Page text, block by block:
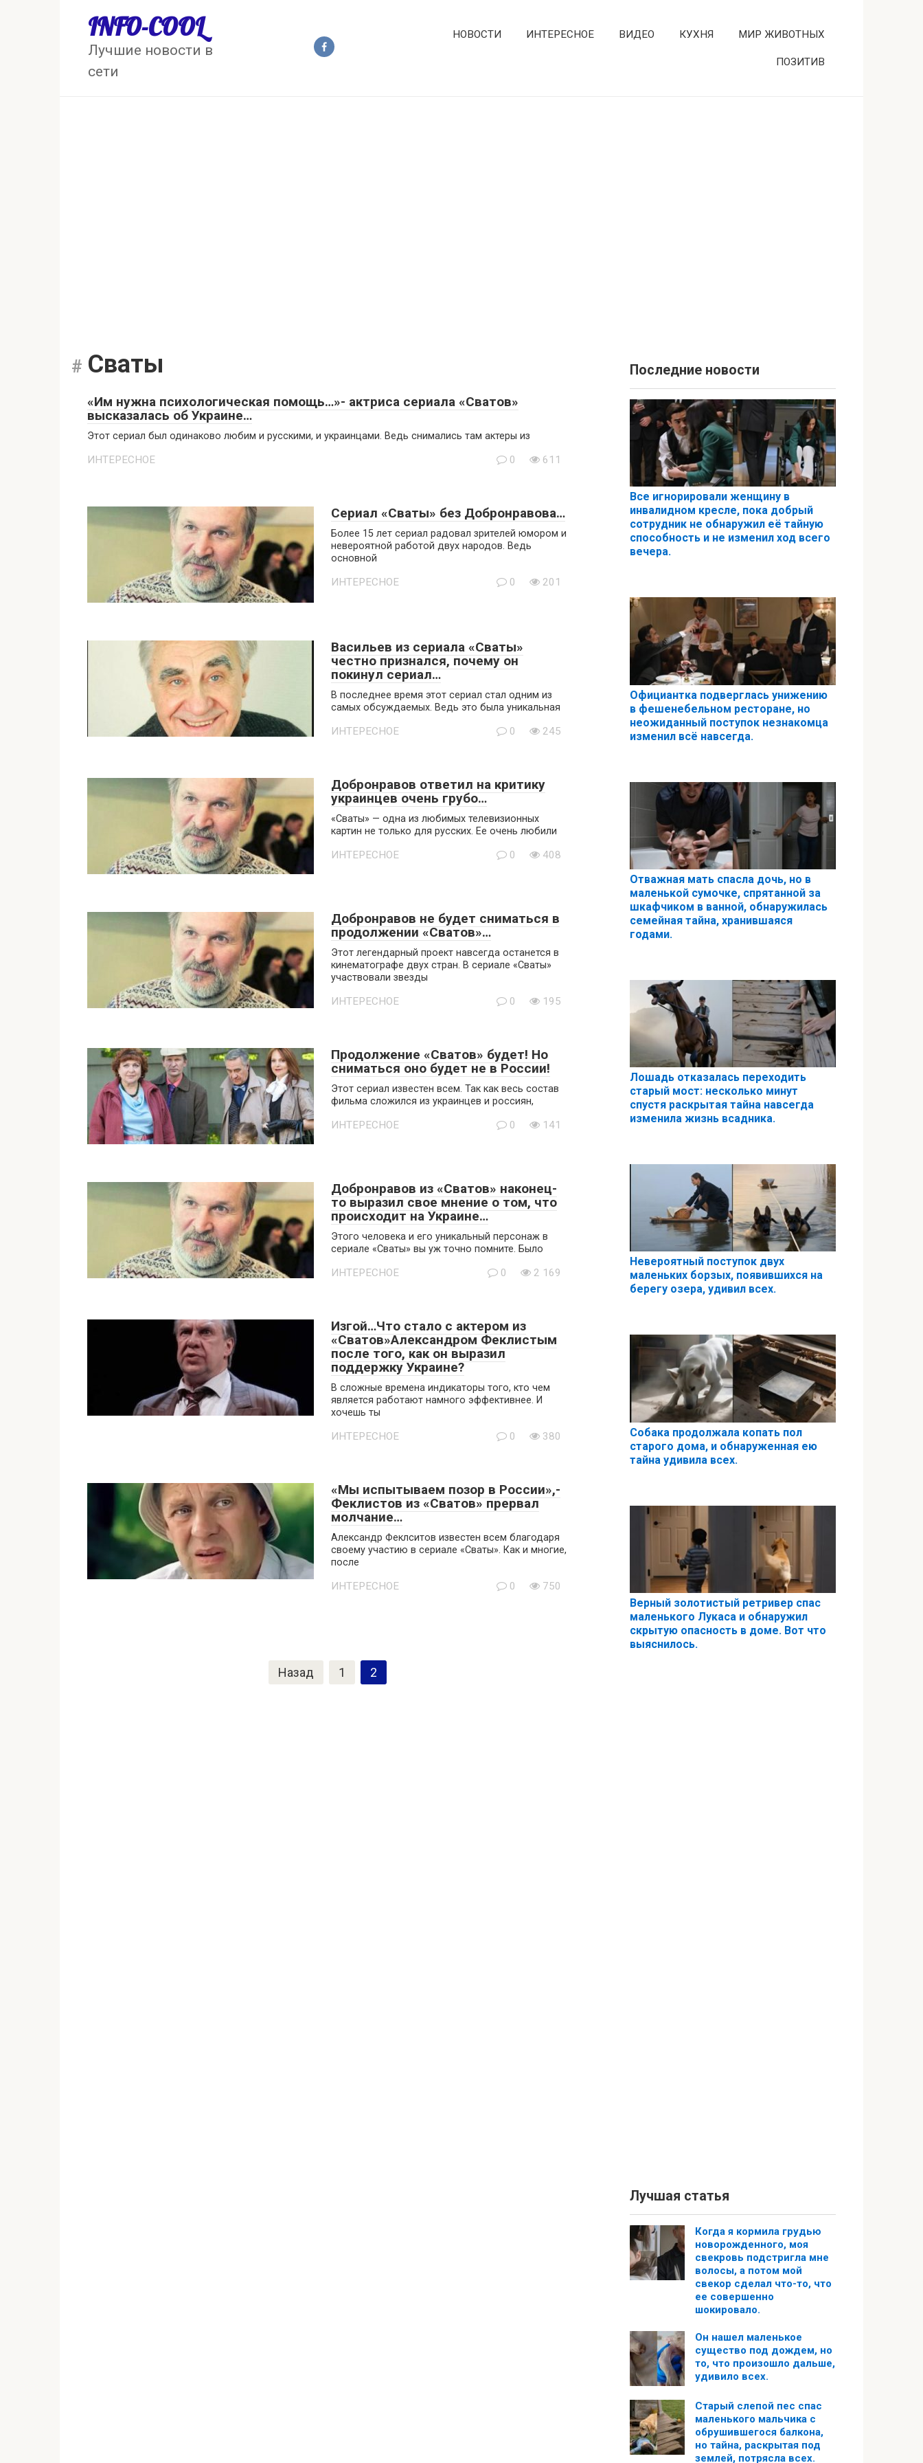
INFO-COOL
Лучшие новости в
сети
НОВОСТИ ИНТЕРЕСНОЕ ВИДЕО КУХНЯ МИР ЖИВОТНЫХ
ПОЗИТИВ
Сваты
«Им нужна психологическая помощь…»- актриса сериала «Сватов»
высказалась об Украине…
Этот сериал был одинаково любим и русскими, и украинцами. Ведь снимались там актеры из
ИНТЕРЕСНОЕ 0 611
Сериал «Сваты» без Добронравова…
Более 15 лет сериал радовал зрителей юмором и
невероятной работой двух народов. Ведь
основной
ИНТЕРЕСНОЕ 0 201
Васильев из сериала «Сваты»
честно признался, почему он
покинул сериал…
В последнее время этот сериал стал одним из
самых обсуждаемых. Ведь это была уникальная
ИНТЕРЕСНОЕ 0 245
Добронравов ответил на критику
украинцев очень грубо…
«Сваты» — одна из любимых телевизионных
картин не только для русских. Ее очень любили
ИНТЕРЕСНОЕ 0 408
Добронравов не будет сниматься в
продолжении «Сватов»…
Этот легендарный проект навсегда останется в
кинематографе двух стран. В сериале «Сваты»
участвовали звезды
ИНТЕРЕСНОЕ 0 195
Продолжение «Сватов» будет! Но
сниматься оно будет не в России!
Этот сериал известен всем. Так как весь состав
фильма сложился из украинцев и россиян,
ИНТЕРЕСНОЕ 0 141
Добронравов из «Сватов» наконец-
то выразил свое мнение о том, что
происходит на Украине…
Этого человека и его уникальный персонаж в
сериале «Сваты» вы уж точно помните. Было
ИНТЕРЕСНОЕ 0 2 169
Изгой…Что стало с актером из
«Сватов»Александром Феклистым
после того, как он выразил
поддержку Украине?
В сложные времена индикаторы того, кто чем
является работают намного эффективнее. И
хочешь ты
ИНТЕРЕСНОЕ 0 380
«Мы испытываем позор в России»,-
Феклистов из «Сватов» прервал
молчание…
Александр Феклситов известен всем благодаря
своему участию в сериале «Сваты». Как и многие,
после
ИНТЕРЕСНОЕ 0 750
Назад 1 2
Последние новости
Все игнорировали женщину в
инвалидном кресле, пока добрый
сотрудник не обнаружил её тайную
способность и не изменил ход всего
вечера.
Официантка подверглась унижению
в фешенебельном ресторане, но
неожиданный поступок незнакомца
изменил всё навсегда.
Отважная мать спасла дочь, но в
маленькой сумочке, спрятанной за
шкафчиком в ванной, обнаружилась
семейная тайна, хранившаяся
годами.
Лошадь отказалась переходить
старый мост: несколько минут
спустя раскрытая тайна навсегда
изменила жизнь всадника.
Невероятный поступок двух
маленьких борзых, появившихся на
берегу озера, удивил всех.
Собака продолжала копать пол
старого дома, и обнаруженная ею
тайна удивила всех.
Верный золотистый ретривер спас
маленького Лукаса и обнаружил
скрытую опасность в доме. Вот что
выяснилось.
Лучшая статья
Когда я кормила грудью
новорожденного, моя
свекровь подстригла мне
волосы, а потом мой
свекор сделал что-то, что
ее совершенно
шокировало.
Он нашел маленькое
существо под дождем, но
то, что произошло дальше,
удивило всех.
Старый слепой пес спас
маленького мальчика с
обрушившегося балкона,
но тайна, раскрытая под
землей, потрясла всех.